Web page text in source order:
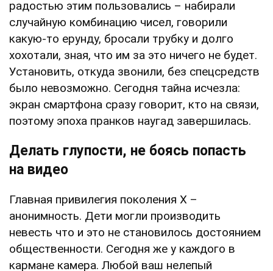
радостью этим пользовались – набирали
случайную комбинацию чисел, говорили
какую-то ерунду, бросали трубку и долго
хохотали, зная, что им за это ничего не будет.
Установить, откуда звонили, без спецсредств
было невозможно. Сегодня тайна исчезла:
экран смартфона сразу говорит, кто на связи,
поэтому эпоха пранков наугад завершилась.
Делать глупости, не боясь попасть
на видео
Главная привилегия поколения X –
анонимность. Дети могли производить
невесть что и это не становилось достоянием
общественности. Сегодня же у каждого в
кармане камера. Любой ваш нелепый